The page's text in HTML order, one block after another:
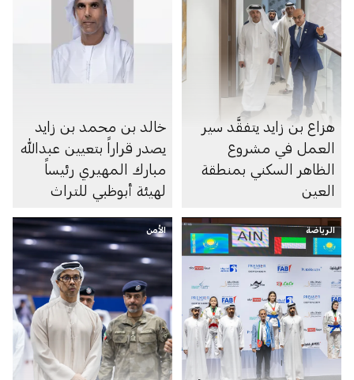
هزاع بن زايد يتفقَّد سير
العمل في مشروع
الظاهر السكني بمنطقة
العين
خالد بن محمد بن زايد
يصدر قراراً بتعيين عبدالله
مبارك المهيري رئيساً
لهيئة أبوظبي للتراث
الرياضة الأمن